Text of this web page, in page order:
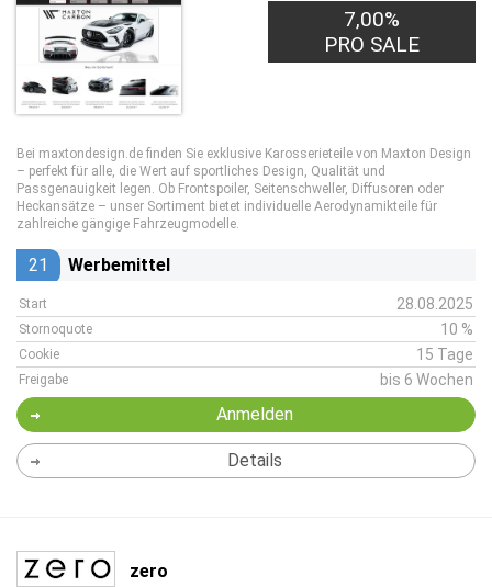
7,00%
PRO SALE
Bei maxtondesign.de finden Sie exklusive Karosserieteile von Maxton Design
– perfekt für alle, die Wert auf sportliches Design, Qualität und
Passgenauigkeit legen. Ob Frontspoiler, Seitenschweller, Diffusoren oder
Heckansätze – unser Sortiment bietet individuelle Aerodynamikteile für
zahlreiche gängige Fahrzeugmodelle.
21 Werbemittel
Start 28.08.2025
Stornoquote 10 %
Cookie 15 Tage
Freigabe bis 6 Wochen
Anmelden
Details
zero